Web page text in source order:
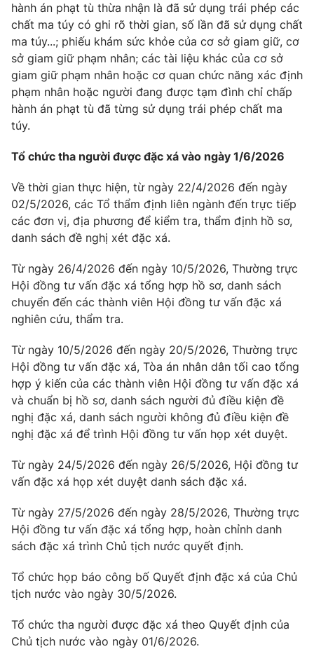
hành án phạt tù thừa nhận là đã sử dụng trái phép các
chất ma túy có ghi rõ thời gian, số lần đã sử dụng chất
ma túy...; phiếu khám sức khỏe của cơ sở giam giữ, cơ
sở giam giữ phạm nhân; các tài liệu khác của cơ sở
giam giữ phạm nhân hoặc cơ quan chức năng xác định
phạm nhân hoặc người đang được tạm đình chỉ chấp
hành án phạt tù đã từng sử dụng trái phép chất ma
túy.
Tổ chức tha người được đặc xá vào ngày 1/6/2026
Về thời gian thực hiện, từ ngày 22/4/2026 đến ngày
02/5/2026, các Tổ thẩm định liên ngành đến trực tiếp
các đơn vị, địa phương để kiểm tra, thẩm định hồ sơ,
danh sách đề nghị xét đặc xá.
Từ ngày 26/4/2026 đến ngày 10/5/2026, Thường trực
Hội đồng tư vấn đặc xá tổng hợp hồ sơ, danh sách
chuyển đến các thành viên Hội đồng tư vấn đặc xá
nghiên cứu, thẩm tra.
Từ ngày 10/5/2026 đến ngày 20/5/2026, Thường trực
Hội đồng tư vấn đặc xá, Tòa án nhân dân tối cao tổng
hợp ý kiến của các thành viên Hội đồng tư vấn đặc xá
và chuẩn bị hồ sơ, danh sách người đủ điều kiện đề
nghị đặc xá, danh sách người không đủ điều kiện đề
nghị đặc xá để trình Hội đồng tư vấn họp xét duyệt.
Từ ngày 24/5/2026 đến ngày 26/5/2026, Hội đồng tư
vấn đặc xá họp xét duyệt danh sách đặc xá.
Từ ngày 27/5/2026 đến ngày 28/5/2026, Thường trực
Hội đồng tư vấn đặc xá tổng hợp, hoàn chỉnh danh
sách đặc xá trình Chủ tịch nước quyết định.
Tổ chức họp báo công bố Quyết định đặc xá của Chủ
tịch nước vào ngày 30/5/2026.
Tổ chức tha người được đặc xá theo Quyết định của
Chủ tịch nước vào ngày 01/6/2026.